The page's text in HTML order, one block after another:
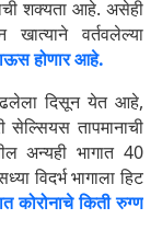
शक्यता आहे. असेही
वर्तवलेल्या
होणार आहे.
दिसून येत आहे,
सेल्सियस तापमानाची
अन्यही भागात 40
विदर्भ भागाला हिट
कोरोनाचे किती रुग्ण